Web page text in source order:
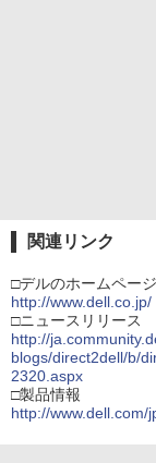
関連リンク
□デルのホームページ
http://www.dell.co.jp/
□ニュースリリース
http://
blogs/direct2dell/b/
2320.aspx
□製品情報
http://